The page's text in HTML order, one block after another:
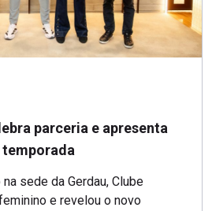
parceria e apresenta
temporada
sede da Gerdau, Clube
e revelou o novo